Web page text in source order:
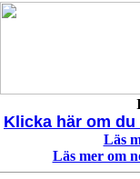
Klicka här om
Läs
Läs mer om